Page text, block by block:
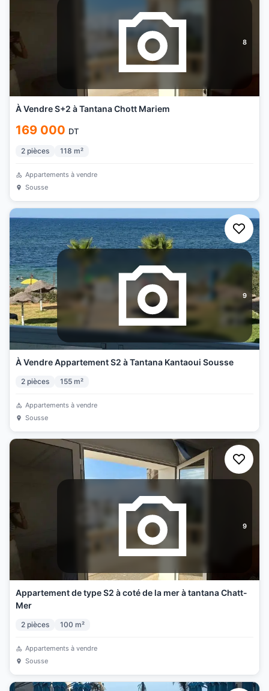
8
À Vendre S+2 à Tantana Chott Mariem
169 000 DT
2 pièces 118 m²
Appartements à vendre
Sousse
9
À Vendre Appartement S2 à Tantana Kantaoui Sousse
2 pièces 155 m²
Appartements à vendre
Sousse
9
Appartement de type S2 à coté de la mer à tantana Chatt-
Mer
2 pièces 100 m²
Appartements à vendre
Sousse